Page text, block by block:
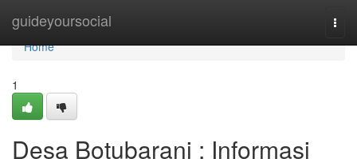
guideyoursocial
Home
Home
1
Desa Botubarani : Informasi